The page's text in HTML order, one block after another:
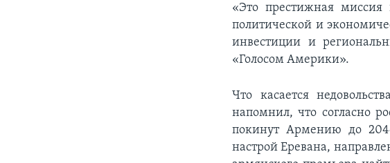
«Это престижная миссия
политической и
инвестиции и
«Голосом Америки».
Что касается
напомнил, что согласно
покинут Армению до
настрой Еревана,